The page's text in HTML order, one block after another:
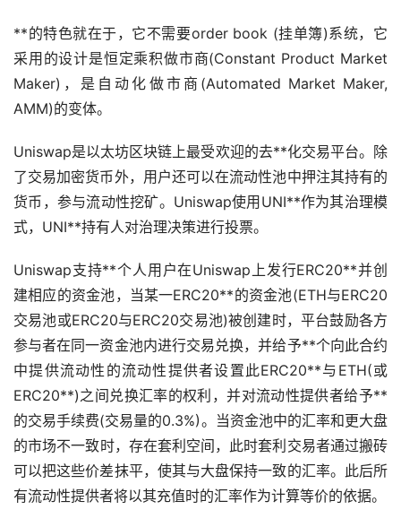
**的特色就在于，它不需要order book (挂单簿)系统，它
采用的设计是恒定乘积做市商(Constant Product Market
Maker)，是自动化做市商(Automated Market Maker,
AMM)的变体。
Uniswap是以太坊区块链 上最受欢迎的去**化交易平台。除
了交易加密货币外，用户还可以在流动性池中押注其持有的
货币，参与流动性挖矿。Uniswap使用UNI**作为其治理模
式，UNI**持有人对治理决策进行投票。
Uniswap支持**个人用户在Uniswap上发行ERC20**并创
建相应的资金池，当某一ERC20**的资金池(ETH与ERC20
交易池或ERC20与ERC20交易池)被创建时，平台鼓励各方
参与者在同一资金池内进行交易兑换，并给予**个向此合约
中提供流动性的流动性提供者设置此ERC20**与ETH(或
ERC20**)之间兑换汇率的权利，并对流动性提供者给予**
的交易手续费(交易量的0.3%)。当资金池中的汇率和更大盘
的市场不一致时，存在套利空间，此时套利交易者通过搬砖
可以把这些价差抹平，使其与大盘保持一致的汇率。此后所
有流动性提供者将以其充值时的汇率作为计算等价的依据。